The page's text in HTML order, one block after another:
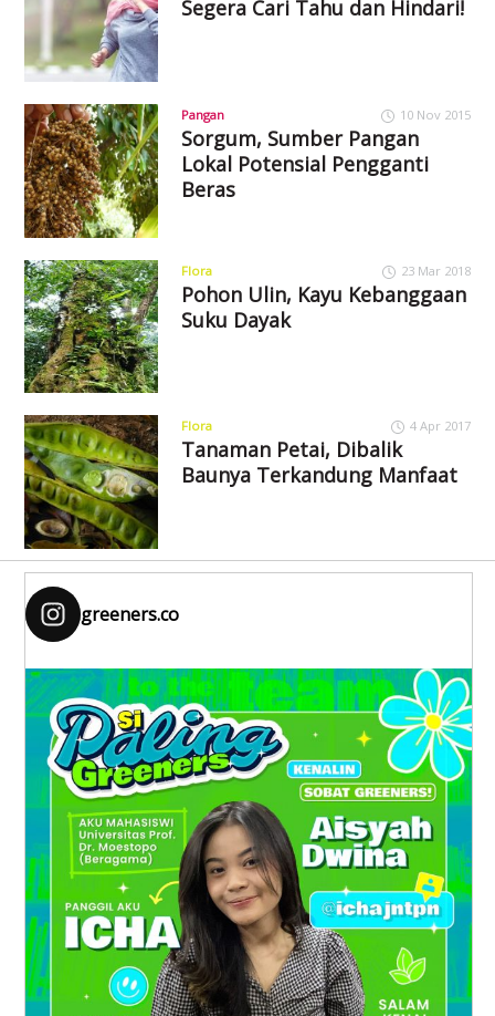
Segera Cari Tahu dan Hindari!
Pangan 10 Nov 2015
Sorgum, Sumber Pangan
Lokal Potensial Pengganti
Beras
Flora 23 Mar 2018
Pohon Ulin, Kayu Kebanggaan
Suku Dayak
Flora 4 Apr 2017
Tanaman Petai, Dibalik
Baunya Terkandung Manfaat
greeners.co